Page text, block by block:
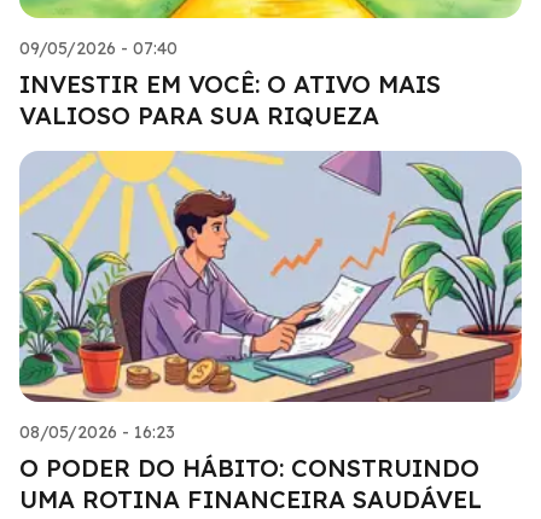
09/05/2026 - 07:40
INVESTIR EM VOCÊ: O ATIVO MAIS
VALIOSO PARA SUA RIQUEZA
08/05/2026 - 16:23
O PODER DO HÁBITO: CONSTRUINDO
UMA ROTINA FINANCEIRA SAUDÁVEL